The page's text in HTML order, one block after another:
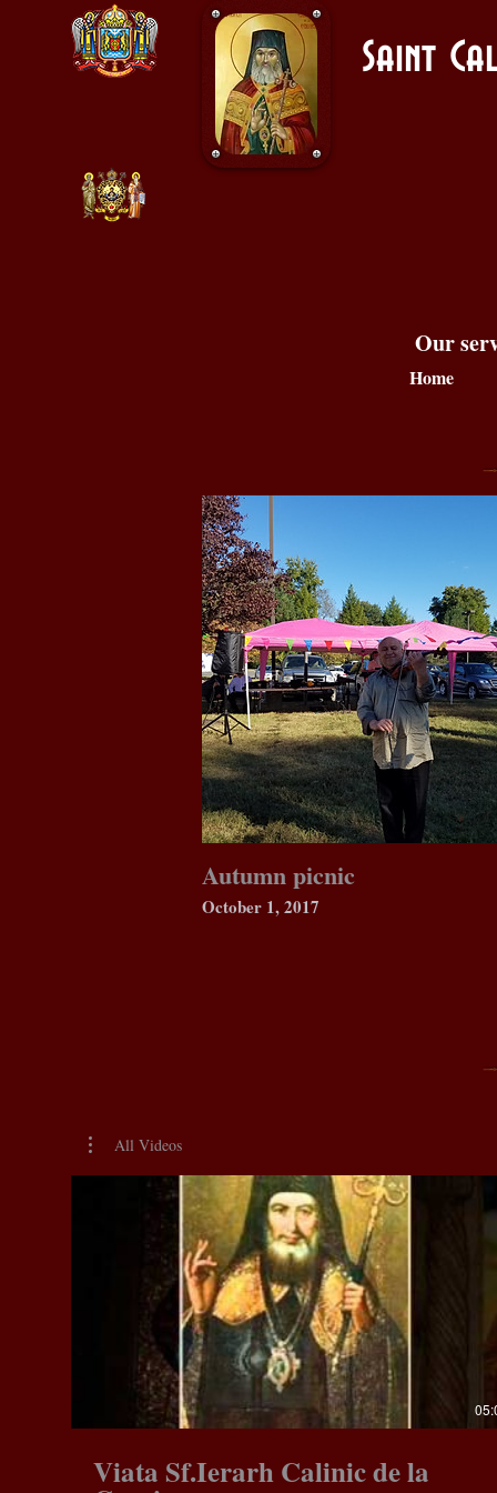
Saint
Our
Home
Autumn picnic
October 1, 2017
All Videos
Viata Sf.Ierarh Calinic de la